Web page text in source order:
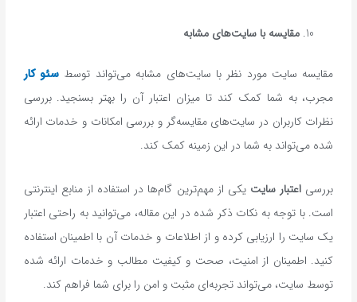
مقایسه با سایت‌های مشابه
مقایسه سایت مورد نظر با سایت‌های مشابه می‌تواند توسطسئو کار
مجرب، به شما کمک کند تا میزان اعتبار آن را بهتر بسنجید. بررسی
نظرات کاربران در سایت‌های مقایسه‌گر و بررسی امکانات و خدمات ارائه
شده می‌تواند به شما در این زمینه کمک کند.
بررسی اعتبار سایت یکی از مهم‌ترین گام‌ها در استفاده از منابع اینترنتی
است. با توجه به نکات ذکر شده در این مقاله، می‌توانید به راحتی اعتبار
یک سایت را ارزیابی کرده و از اطلاعات و خدمات آن با اطمینان استفاده
کنید. اطمینان از امنیت، صحت و کیفیت مطالب و خدمات ارائه شده
توسط سایت، می‌تواند تجربه‌ای مثبت و امن را برای شما فراهم کند.